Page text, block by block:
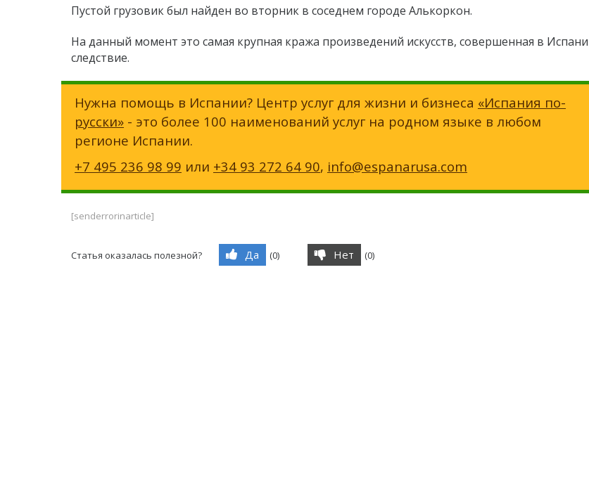
Пустой грузовик был найден во вторник в соседнем городе Алькоркон.
На данный момент это самая крупная кража произведений искусств, совершенная в
следствие.
Нужна помощь в Испании? Центр услуг для жизни и бизнеса «Испания по-
русски» - это более 100 наименований услуг на родном языке в любом
регионе Испании.
+7 495 236 98 99 или +34 93 272 64 90, info@espanarusa.com
[senderrorinarticle]
Статья оказалась полезной? Да (0) Нет (0)